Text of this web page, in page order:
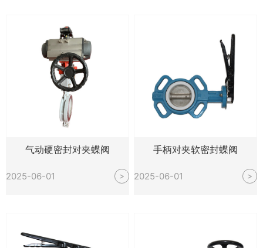
气动硬密封对夹蝶阀
2025-06-01 >
手柄对夹软密封蝶阀
2025-06-01 >